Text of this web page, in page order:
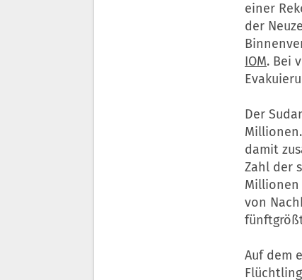
einer
der
IOM. Bei
Der
damit
Zahl der
Millionen
von
Auf dem